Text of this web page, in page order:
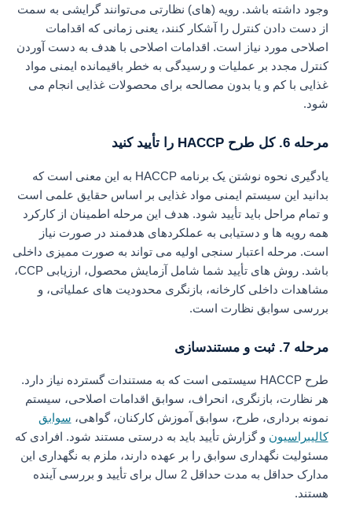
وجود داشته باشد. رویه‌ (های) نظارتی می‌توانند گرایشی به سمت
از دست دادن کنترل را آشکار کنند، یعنی زمانی که اقدامات
اصلاحی مورد نیاز است. اقدامات اصلاحی با هدف به دست آوردن
کنترل مجدد بر عملیات و رسیدگی به خطر باقیمانده ایمنی مواد
غذایی با کم و یا بدون مصالحه برای محصولات غذایی انجام می
شود.
مرحله 6. کل طرح HACCP را تأیید کنید
یادگیری نحوه نوشتن یک برنامه HACCP به این معنی است که
بدانید این سیستم ایمنی مواد غذایی بر اساس حقایق علمی است
و تمام مراحل باید تأیید شود. هدف این مرحله اطمینان از کارکرد
همه رویه‌ ها و دستیابی به عملکردهای هدفمند در صورت نیاز
است. مرحله اعتبار سنجی اولیه می تواند به صورت ممیزی داخلی
باشد. روش های تأیید شما شامل آزمایش محصول، ارزیابی CCP،
مشاهدات داخلی کارخانه، بازنگری محدودیت های عملیاتی، و
بررسی سوابق نظارت است.
مرحله 7. ثبت و مستندسازی
طرح HACCP سیستمی است که به مستندات گسترده نیاز دارد.
هر نظارت، بازنگری، انحراف، سوابق اقدامات اصلاحی، سیستم
نمونه برداری، طرح، سوابق آموزش کارکنان، گواهی،سوابق
کالیبراسیونو گزارش تأیید باید به درستی مستند شود. افرادی که
مسئولیت نگهداری سوابق را بر عهده دارند، ملزم به نگهداری این
مدارک حداقل به مدت حداقل 2 سال برای تأیید و بررسی آینده
هستند.